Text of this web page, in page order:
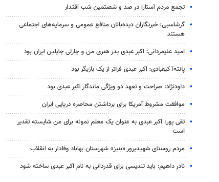
تجمع مردم آستارا در صد و شصتمین شب اقتدار
گرشاسبی: خبرنگاران دیده‌بانان منافع عمومی و سرمایه‌های اجتماعی
هستند
امید علیمردانی: اکبر عبدی پدر هنری من و چارلی چاپلین ایران بود
پانته‌آ کیقبادی: اکبر عبدی فراتر از یک بازیگر بود
داودنژاد: صراحت و تعهد دو ویژگی ماندگار اکبر عبدی بود
موافقت مشروط آمریکا برای برداشتن محاصره دریایی ایران
تقی پور: اکبر عبدی به عنوان یک معلم نمونه برای من شایسته تقدیر
است
مردم روستای شهیدپرور «بنیز» شهرستان بهاباد وفادار به انقلاب
نادر داهیم: باید تندیسی برای قدردانی به نام اکبر عبدی ساخته شود